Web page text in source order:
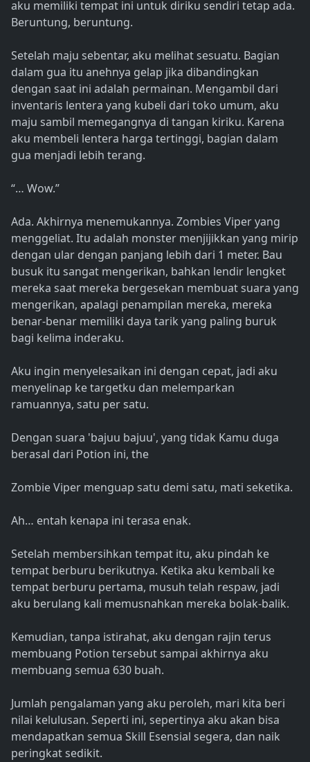
aku memiliki tempat ini untuk diriku sendiri tetap ada.
Beruntung, beruntung.
Setelah maju sebentar, aku melihat sesuatu. Bagian
dalam gua itu anehnya gelap jika dibandingkan
dengan saat ini adalah permainan. Mengambil dari
inventaris lentera yang kubeli dari toko umum, aku
maju sambil memegangnya di tangan kiriku. Karena
aku membeli lentera harga tertinggi, bagian dalam
gua menjadi lebih terang.
“… Wow.”
Ada. Akhirnya menemukannya. Zombies Viper yang
menggeliat. Itu adalah monster menjijikkan yang mirip
dengan ular dengan panjang lebih dari 1 meter. Bau
busuk itu sangat mengerikan, bahkan lendir lengket
mereka saat mereka bergesekan membuat suara yang
mengerikan, apalagi penampilan mereka, mereka
benar-benar memiliki daya tarik yang paling buruk
bagi kelima inderaku.
Aku ingin menyelesaikan ini dengan cepat, jadi aku
menyelinap ke targetku dan melemparkan
ramuannya, satu per satu.
Dengan suara 'bajuu bajuu', yang tidak Kamu duga
berasal dari Potion ini, the
Zombie Viper menguap satu demi satu, mati seketika.
Ah… entah kenapa ini terasa enak.
Setelah membersihkan tempat itu, aku pindah ke
tempat berburu berikutnya. Ketika aku kembali ke
tempat berburu pertama, musuh telah respaw, jadi
aku berulang kali memusnahkan mereka bolak-balik.
Kemudian, tanpa istirahat, aku dengan rajin terus
membuang Potion tersebut sampai akhirnya aku
membuang semua 630 buah.
Jumlah pengalaman yang aku peroleh, mari kita beri
nilai kelulusan. Seperti ini, sepertinya aku akan bisa
mendapatkan semua Skill Esensial segera, dan naik
peringkat sedikit.